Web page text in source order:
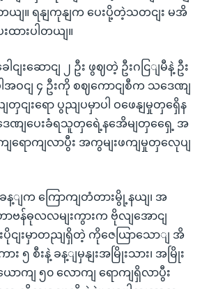
ယျ။ ရနျကုနျက ပေးပို့တဲ့သတငျး မအိ
ထားပါတယျ။
ါငျးဆောငျ ၂ ဦး ဖွဈတဲ့ ဦးဂငြျမီနဲ့ ဦး
အဝငျ ၄ ဦးကို စဈကောငျစီက သဒေဏျ
ငျးရော ပွညျပမှာပါ ဝဖေနျမှုတှရှေိန
ေဏျပေးခံရသူတှရေဲ့နအေိမျတှရှေေ့ အ
ောကျလာပွီး အကွမျးဖကျမှုတှလေုပျ
ခန့ျက ကြောကျတံတားမွို့နယျ၊ အ
ာဗန်ဓုလလမျးကွားက ဗိုလျအောငျ
ပိုငျးမှာတညျရှိတဲ့ ကိုဇေ‌ယြာသောျ အိ
ား ၅ စီးနဲ့ ခန့ျမှနျးအမြိုးသား၊ အမြိုး
ောကျ ၅၀ လောကျ ရောကျရှိလာပွီး